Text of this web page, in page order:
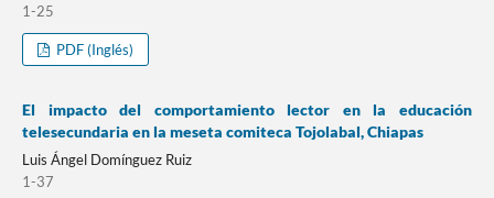
1-25
PDF (Inglés)
El impacto del comportamiento lector en la educación
telesecundaria en la meseta comiteca Tojolabal, Chiapas
Luis Ángel Domínguez Ruiz
1-37